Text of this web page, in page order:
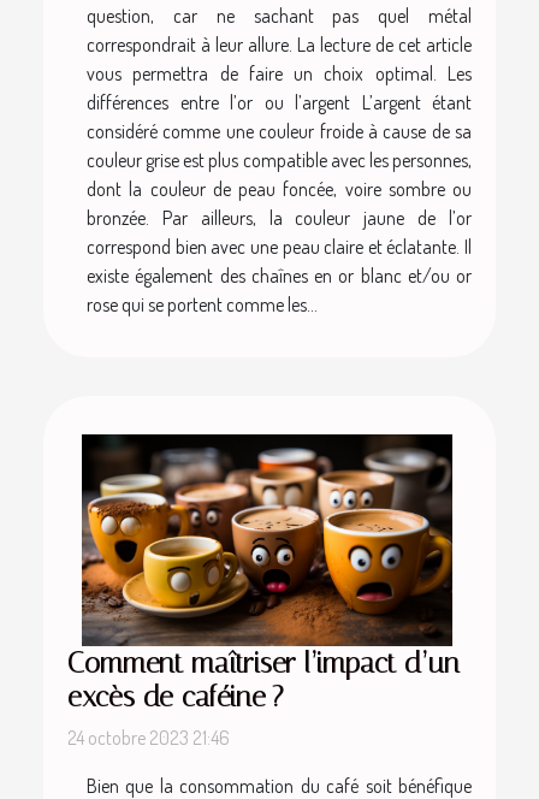
question, car ne sachant pas quel métal
correspondrait à leur allure. La lecture de cet article
vous permettra de faire un choix optimal. Les
différences entre l’or ou l’argent L’argent étant
considéré comme une couleur froide à cause de sa
couleur grise est plus compatible avec les personnes,
dont la couleur de peau foncée, voire sombre ou
bronzée. Par ailleurs, la couleur jaune de l’or
correspond bien avec une peau claire et éclatante. Il
existe également des chaînes en or blanc et/ou or
rose qui se portent comme les...
Comment maîtriser l’impact d’un
excès de caféine ?
24 octobre 2023 21:46
Bien que la consommation du café soit bénéfique